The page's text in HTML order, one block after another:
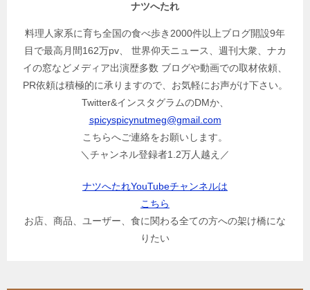
ナツへたれ
料理人家系に育ち全国の食べ歩き2000件以上ブログ開設9年
目で最高月間162万pv、 世界仰天ニュース、週刊大衆、ナカ
イの窓などメディア出演歴多数 ブログや動画での取材依頼、
PR依頼は積極的に承りますので、お気軽にお声がけ下さい。
Twitter&インスタグラムのDMか、
spicyspicynutmeg@gmail.com
こちらへご連絡をお願いします。
＼チャンネル登録者1.2万人越え／
ナツへたれYouTubeチャンネルは
こちら
お店、商品、ユーザー、食に関わる全ての方への架け橋にな
りたい